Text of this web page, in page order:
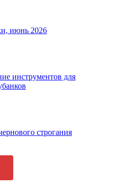
июнь 2026
инструментов для
строгания